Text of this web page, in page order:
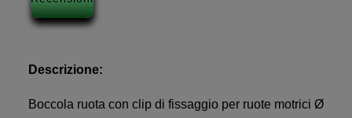
Descrizione:
Boccola ruota con clip di fissaggio per ruote motrici Ø